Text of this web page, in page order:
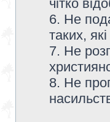
чітко
6. Не
таких,
7. Не
8. Не